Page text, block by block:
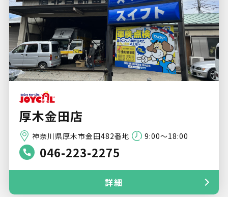
厚木金田店
神奈川県厚木市金田482番地 9:00～18:00
046-223-2275
詳細